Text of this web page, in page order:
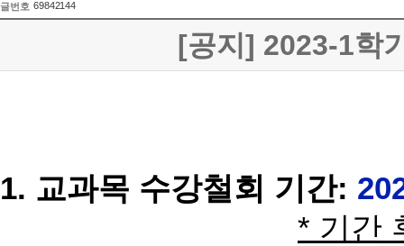
글번호 69842144
[공지] 2023-1학
1. 교과목 수강철회 기간:
* 기간